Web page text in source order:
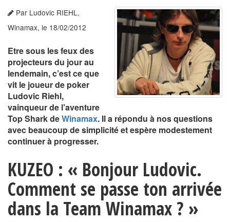
Par Ludovic RIEHL,
Winamax, le 18/02/2012
Etre sous les feux des
projecteurs du jour au
lendemain, c’est ce que
vit le joueur de poker
Ludovic Riehl,
vainqueur de l’aventure
Top Shark deWinamax. Il a répondu à nos questions
avec beaucoup de simplicité et espère modestement
continuer à progresser.
KUZEO : « Bonjour Ludovic.
Comment se passe ton arrivée
dans la Team Winamax ? »